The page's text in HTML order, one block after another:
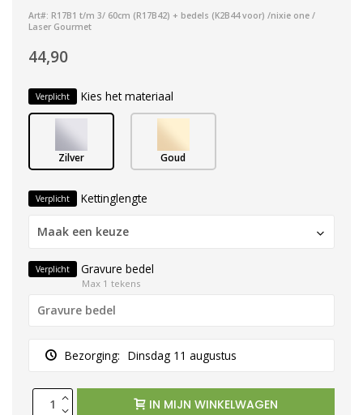
Art#: R17B1 t/m 3/ 60cm (R17B42) + bedels (K2B44 voor) /nixie one /
Laser Gourmet
44,90
Verplicht Kies het materiaal
Zilver Goud
Verplicht Kettinglengte
Maak een keuze
Verplicht Gravure bedel
Max 1 tekens
Bezorging: Dinsdag 11 augustus
IN MIJN WINKELWAGEN